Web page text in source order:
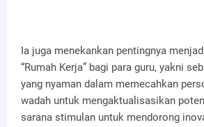
Ia juga menekankan pentingnya
“Rumah Kerja” bagi para guru, yakni
yang nyaman dalam memecahkan
wadah untuk mengaktualisasikan
sarana stimulan untuk mendorong